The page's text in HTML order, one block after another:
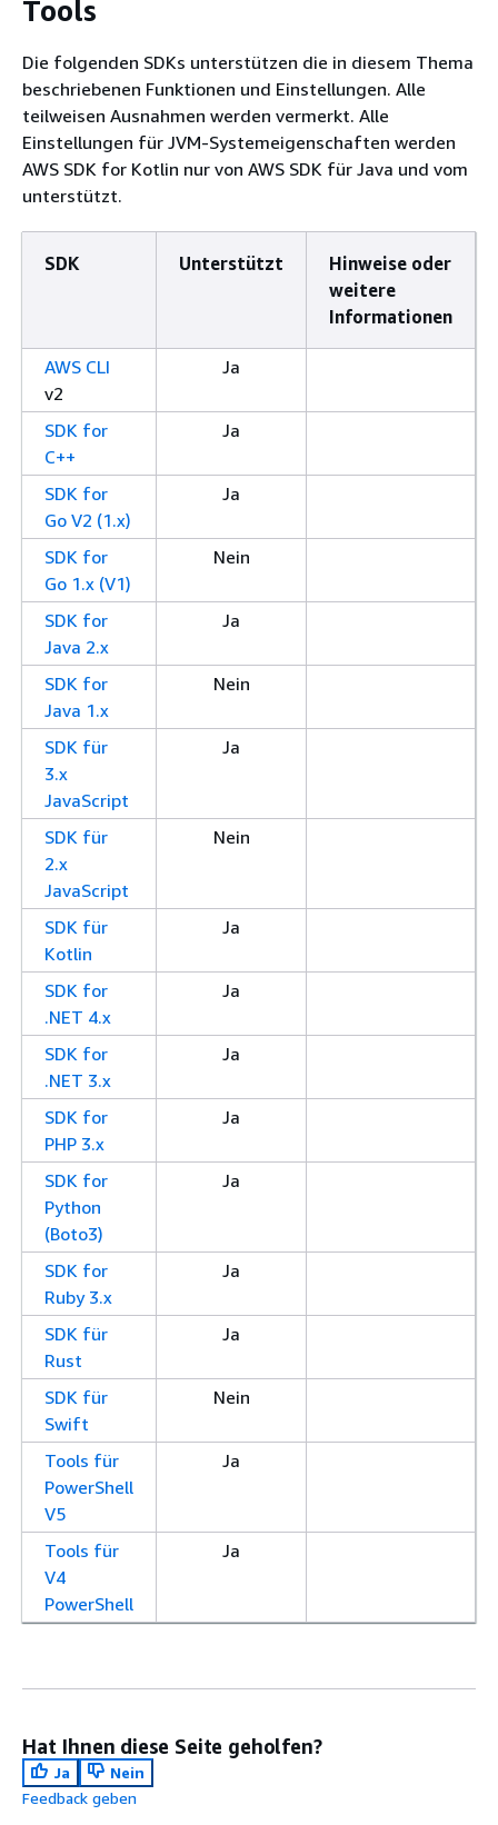
Tools
Die folgenden SDKs unterstützen die in diesem Thema
beschriebenen Funktionen und Einstellungen. Alle
teilweisen Ausnahmen werden vermerkt. Alle
Einstellungen für JVM-Systemeigenschaften werden
AWS SDK for Kotlin nur von AWS SDK für Java und vom
unterstützt.
SDK Unterstützt
Hinweise oder
weitere
Informationen
AWS CLI
v2
Ja
SDK for
C++
Ja
SDK for
Go V2 (1.x)
Ja
SDK for
Go 1.x (V1)
Nein
SDK for
Java 2.x
Ja
SDK for
Java 1.x
Nein
SDK für
3.x
JavaScript
Ja
SDK für
2.x
JavaScript
Nein
SDK für
Kotlin
Ja
SDK for
.NET 4.x
Ja
SDK for
.NET 3.x
Ja
SDK for
PHP 3.x
Ja
SDK for
Python
(Boto3)
Ja
SDK for
Ruby 3.x
Ja
SDK für
Rust
Ja
SDK für
Swift
Nein
Tools für
PowerShell
V5
Ja
Tools für
V4
PowerShell
Ja
Hat Ihnen diese Seite geholfen?
Ja
Nein
Feedback geben